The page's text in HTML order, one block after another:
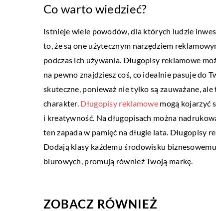
Co warto wiedzieć?
Istnieje wiele powodów, dla których ludzie
to, że są one użytecznym narzędziem
podczas ich używania. Długopisy reklamowe
na pewno znajdziesz coś, co idealnie pasuje do
skuteczne, ponieważ nie tylko są zauważane,
charakter. Długopisy reklamowe mogą kojarzyć
i kreatywność. Na długopisach można
ten zapada w pamięć na długie lata. Długopisy
Dodają klasy każdemu środowisku
biurowych, promują również Twoją markę.
ZOBACZ RÓWNIEŻ
granicę?